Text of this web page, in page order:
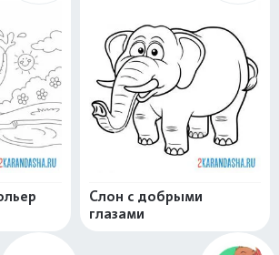
Слон с добрыми
глазами